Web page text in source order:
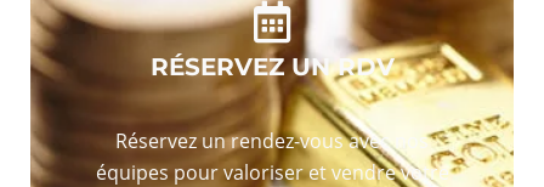
RÉSERVEZ UN RDV
Réservez un rendez-vous avec nos
équipes pour valoriser et vendre votre